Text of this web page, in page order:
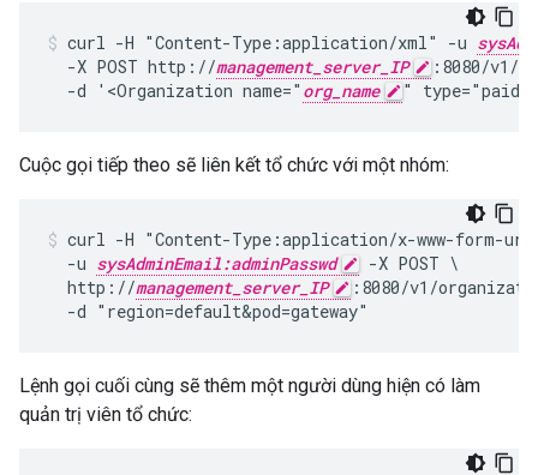
curl -H "Content-Type:application/xml" -u
  -X POST http://
management_server_IP
:8080/v1/
  -d '<Organization name="
org_name "
Cuộc gọi tiếp theo sẽ liên kết tổ chức với một nhóm:
curl -H "Content-Type:application/x-www-form-
  -u
sysAdminEmail:adminPasswd
-X POST \
  http://
management_server_IP
:8080/v1/
  -d "region=default&pod=gateway"
Lệnh gọi cuối cùng sẽ thêm một người dùng hiện có làm
quản trị viên tổ chức: